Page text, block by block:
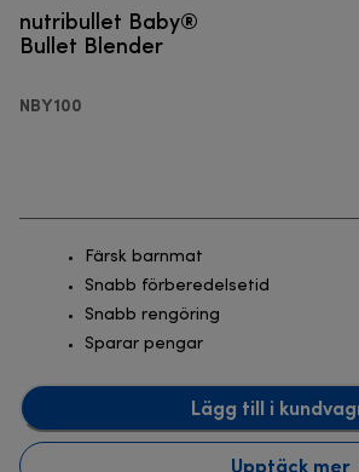
nutribullet Baby®
Bullet Blender
NBY100
Färsk barnmat
Snabb förberedelsetid
Snabb rengöring
Sparar pengar
Lägg till i
Upptäck mer